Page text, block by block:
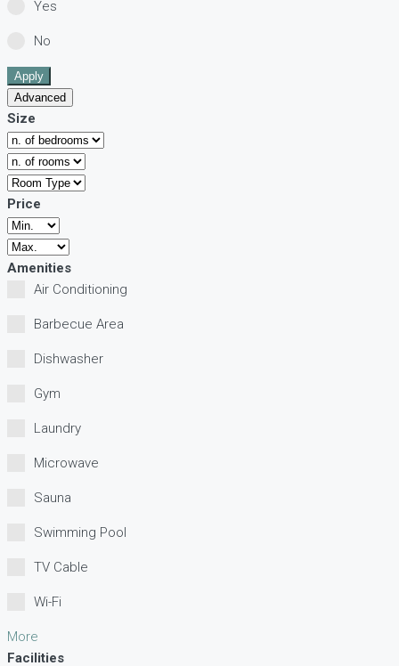
Yes
No
Apply
Advanced
Size
Price
Amenities
Air Conditioning
Barbecue Area
Dishwasher
Gym
Laundry
Microwave
Sauna
Swimming Pool
TV Cable
Wi-Fi
More
Facilities